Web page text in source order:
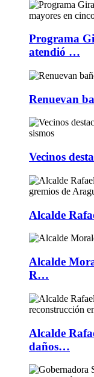
Programa
atendió …
Renuevan
Vecinos
Alcalde
Alcalde
R…
Alcalde
daños…